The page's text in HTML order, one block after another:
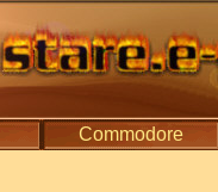
Commodore